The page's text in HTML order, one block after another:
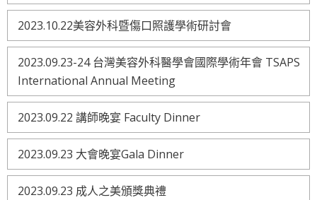
2023.10.22美容外科暨傷口照護學術研討會
2023.09.23-24 台灣美容外科醫學會國際學術年會 TSAPS
International Annual Meeting
2023.09.22 講師晚宴 Faculty Dinner
2023.09.23 大會晚宴Gala Dinner
2023.09.23 成人之美頒獎典禮